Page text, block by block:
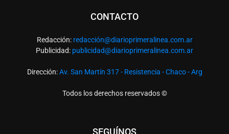
CONTACTO
Redacción: redacción@diarioprimeralinea.com.ar
Publicidad: publicidad@diarioprimeralinea.com.ar
Dirección:Av. San Martín 317 - Resistencia - Chaco - Arg
Todos los derechos reservados ©
SEGUÍNOS